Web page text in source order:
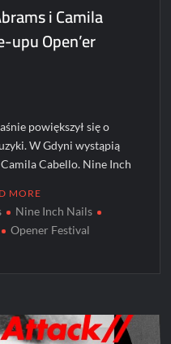
i Camila
upu Open’er
powiększył się o
W Gdyni wystąpią
Cabello. Nine Inch
MORE
Nine Inch Nails
Opener Festival